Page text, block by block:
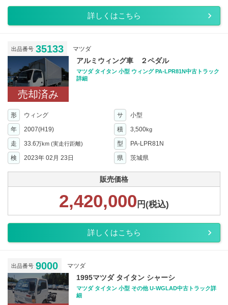
詳しくはこちら
出品番号 35133 マツダ
売却済み
アルミウィング車 ２ペダル
マツダ タイタン 小型 ウィング PA-LPR81N中古トラック
詳細
形 ウィング サ
小型
年
2007(H19) 積 3,500kg
走 33.6万km (実走行距離) 型
PA-LPR81N
検
2023年 02月 23日 県 茨城県
販売価格
2,420,000 円(税込)
詳しくはこちら
出品番号 9000 マツダ
1995マツダ タイタン シャーシ
マツダ タイタン 小型 その他 U-WGLAD中古トラック詳
細